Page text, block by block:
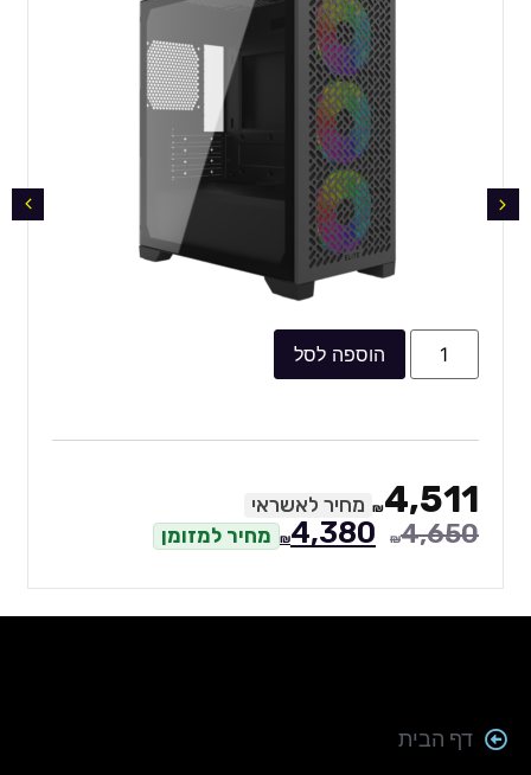
הוספה לסל
₪4,511 מחיר לאשראי
₪4,650
₪4,380 מחיר למזומן
דף הבית